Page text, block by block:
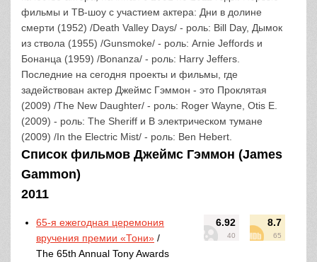
фильмы и ТВ-шоу с участием актера: Дни в долине
смерти (1952) /Death Valley Days/ - роль: Bill Day, Дымок
из ствола (1955) /Gunsmoke/ - роль: Arnie Jeffords и
Бонанца (1959) /Bonanza/ - роль: Harry Jeffers.
Последние на сегодня проекты и фильмы, где
задействован актер Джеймс Гэммон - это Проклятая
(2009) /The New Daughter/ - роль: Roger Wayne, Otis E.
(2009) - роль: The Sheriff и В электрическом тумане
(2009) /In the Electric Mist/ - роль: Ben Hebert.
Список фильмов Джеймс Гэммон (James
Gammon)
2011
6.92
40
8.7
65
65-я ежегодная церемония
вручения премии «Тони» /
The 65th Annual Tony Awards